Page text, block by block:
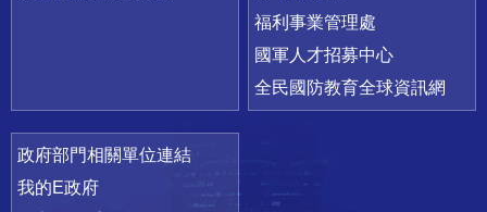
福利事業管理處
國軍人才招募中心
全民國防教育全球資訊網
政府部門相關單位連結
我的E政府